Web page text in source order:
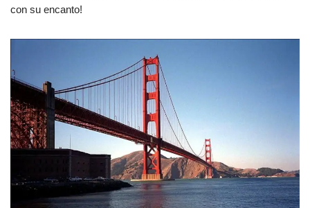
con su encanto!